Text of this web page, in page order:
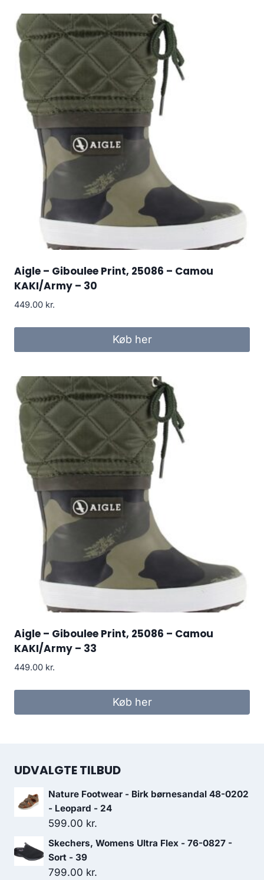
Aigle – Giboulee Print, 25086 – Camou
KAKI/Army – 30
449.00 kr.
Køb her
Aigle – Giboulee Print, 25086 – Camou
KAKI/Army – 33
449.00 kr.
Køb her
UDVALGTE TILBUD
Nature Footwear - Birk børnesandal 48-0202
- Leopard - 24
599.00 kr.
Skechers, Womens Ultra Flex - 76-0827 -
Sort - 39
799.00 kr.